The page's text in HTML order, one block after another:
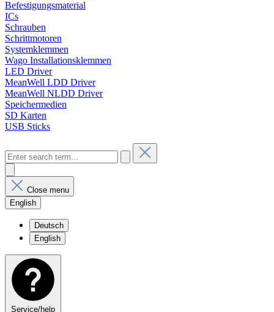
Befestigungsmaterial
ICs
Schrauben
Schrittmotoren
Systemklemmen
Wago Installationsklemmen
LED Driver
MeanWell LDD Driver
MeanWell NLDD Driver
Speichermedien
SD Karten
USB Sticks
Close menu
English
Deutsch
English
Service/help